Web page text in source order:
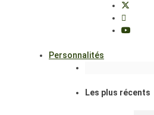
Personnalités
Les plus récents